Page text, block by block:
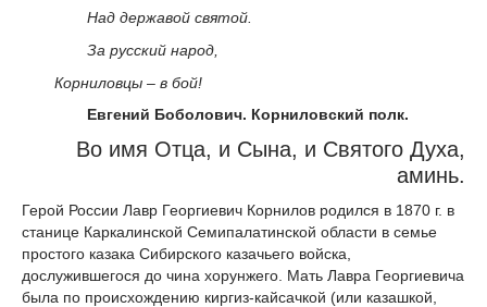
Над державой святой.
За русский народ,
Корниловцы – в бой!
Евгений Боболович. Корниловский полк.
Во имя Отца, и Сына, и Святого Духа,
аминь.
Герой России Лавр Георгиевич Корнилов родился в 1870 г. в
станице Каркалинской Семипалатинской области в семье
простого казака Сибирского казачьего войска,
дослужившегося до чина хорунжего. Мать Лавра Георгиевича
была по происхождению киргиз-кайсачкой (или казашкой,